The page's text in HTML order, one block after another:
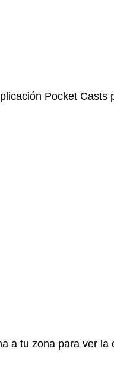
Pocket
a tu zona para ver la